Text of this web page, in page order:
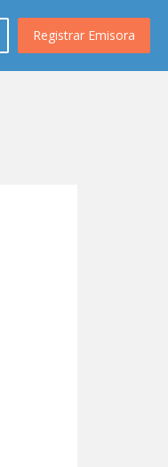
Registrar Emisora